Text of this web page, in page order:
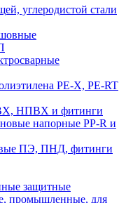
углеродистой стали
PE-X, PE-RT
НПВХ и фитинги
напорные PP-R и
ПЭ, ПНД, фитинги
защитные
промышленные, для